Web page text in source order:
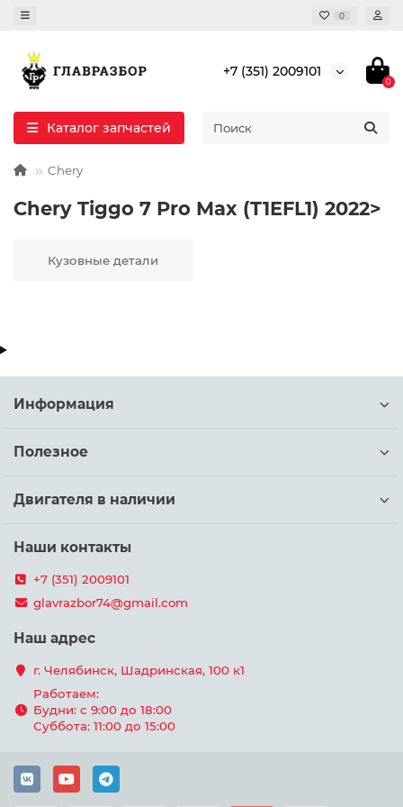
0
+7 (351) 2009101
0
Каталог запчастей
Chery
Chery Tiggo 7 Pro Max (T1EFL1) 2022>
Кузовные детали
Информация
Полезное
Двигателя в наличии
Наши контакты
+7 (351) 2009101
glavrazbor74@gmail.com
Наш адрес
г. Челябинск, Шадринская, 100 к1
Работаем:
Будни: с 9:00 до 18:00
Суббота: 11:00 до 15:00